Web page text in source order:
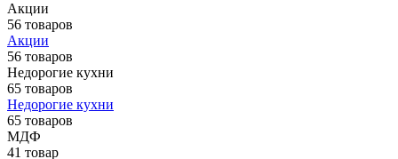
Акции
56 товаров
Акции
56 товаров
Недорогие кухни
65 товаров
Недорогие кухни
65 товаров
МДФ
41 товар